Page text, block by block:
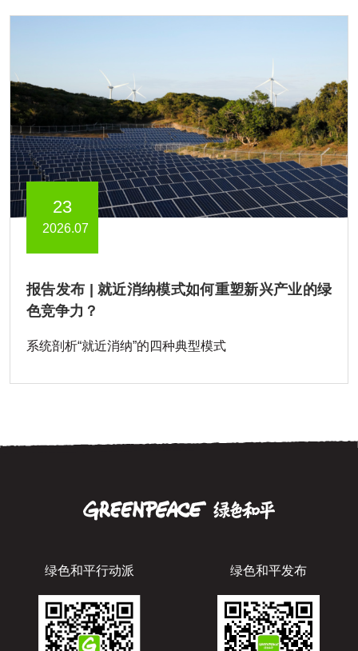
23
2026.07
报告发布 | 就近消纳模式如何重塑新兴产业的绿
色竞争力？
系统剖析“就近消纳”的四种典型模式
绿色和平行动派 绿色和平发布